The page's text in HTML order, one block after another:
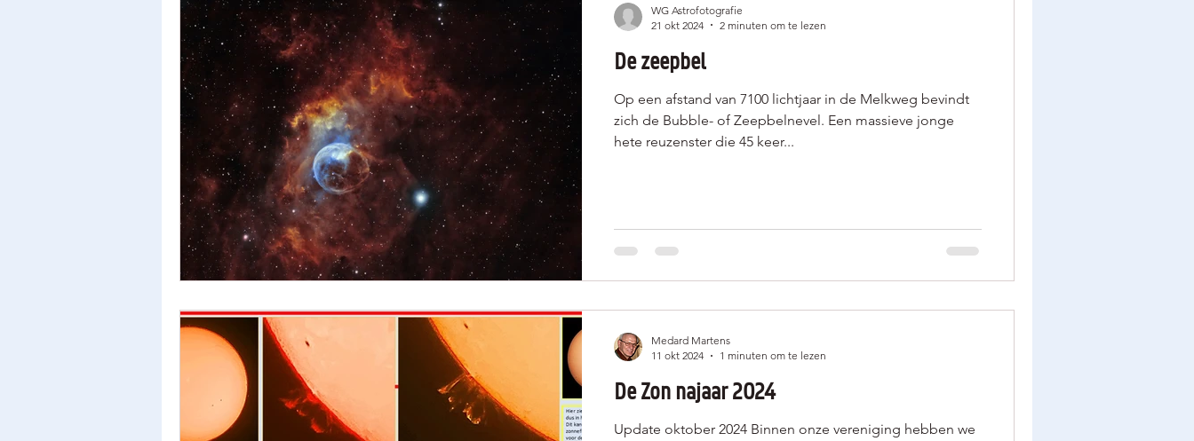
De zeepbel
Op een afstand van 7100 lichtjaar in de Melkweg bevindt
zich de Bubble- of Zeepbelnevel. Een massieve jonge
hete reuzenster die 45 keer...
WG Astrofotografie
21 okt 2024
2 minuten om te lezen
De Zon najaar 2024
Update oktober 2024 Binnen onze vereniging hebben we
Medard Martens
11 okt 2024
1 minuten om te lezen